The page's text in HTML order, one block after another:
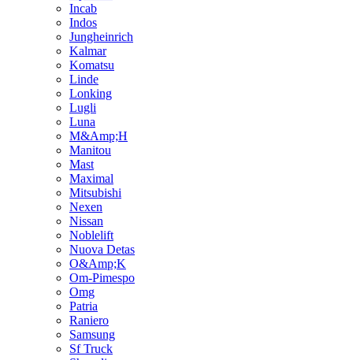
Incab
Indos
Jungheinrich
Kalmar
Komatsu
Linde
Lonking
Lugli
Luna
M&Amp;H
Manitou
Mast
Maximal
Mitsubishi
Nexen
Nissan
Noblelift
Nuova Detas
O&Amp;K
Om-Pimespo
Omg
Patria
Raniero
Samsung
Sf Truck